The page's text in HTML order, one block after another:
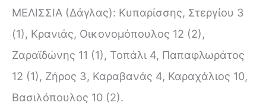
ΜΕΛΙΣΣΙΑ (Δάγλας): Κυπαρίσσης, Στεργίου 3
(1), Κρανιάς, Οικονομόπουλος 12 (2),
Ζαραϊδώνης 11 (1), Τοπάλι 4, Παπαφλωράτος
12 (1), Ζήρος 3, Καραβανάς 4, Καραχάλιος 10,
Βασιλόπουλος 10 (2).